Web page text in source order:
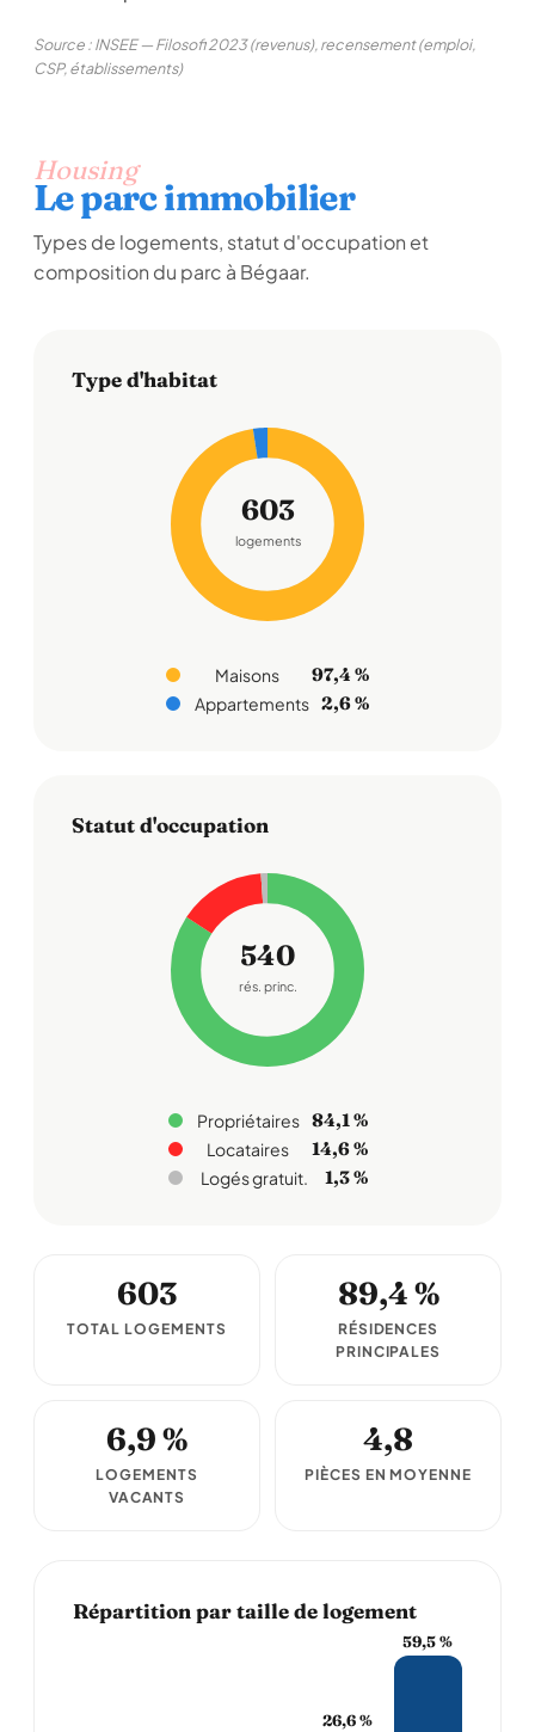
Source : INSEE — Filosofi 2023 (revenus), recensement (emploi,
CSP, établissements)
Housing
Le parc immobilier
Types de logements, statut d'occupation et
composition du parc à Bégaar.
Type d'habitat
603
logements
Maisons 97,4 %
Appartements 2,6 %
Statut d'occupation
540
rés. princ.
Propriétaires 84,1 %
Locataires 14,6 %
Logés gratuit. 1,3 %
603
TOTAL LOGEMENTS
89,4 %
RÉSIDENCES
PRINCIPALES
6,9 %
LOGEMENTS
VACANTS
4,8
PIÈCES EN MOYENNE
Répartition par taille de logement
26,6 %
59,5 %